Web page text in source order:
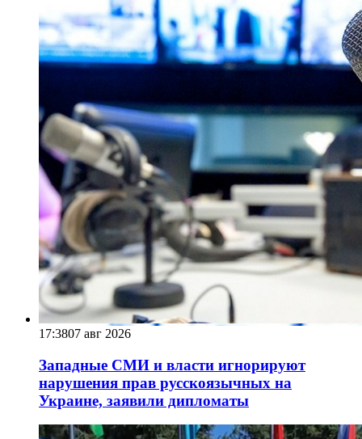
17:3807 авг 2026
Западные СМИ и власти игнорируют
нарушения прав русскоязычных на
Украине, заявили дипломаты